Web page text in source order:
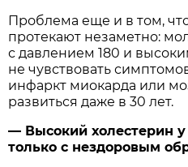
Проблема еще и в том,
протекают незаметно:
с давлением 180 и
не чувствовать
инфаркт миокарда или
развиться даже в 30 лет.
— Высокий холестерин
только с нездоровым